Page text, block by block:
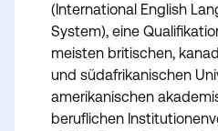
(International English
System), eine
meisten britischen,
und südafrikanischen
amerikanischen
beruflichen